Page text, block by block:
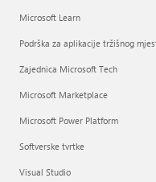
Microsoft Learn
Podrška za aplikacije tržišnog
Zajednica Microsoft Tech
Microsoft Marketplace
Microsoft Power Platform
Softverske tvrtke
Visual Studio